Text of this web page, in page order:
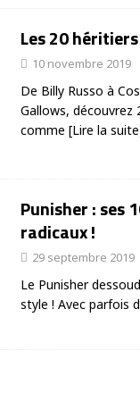
Les 20
10 novembre 2019
De Billy Russo à
Gallows, découvrez
comme [Lire la
Punisher : ses
radicaux !
29 septembre 2019
Le Punisher
style ! Avec parfois